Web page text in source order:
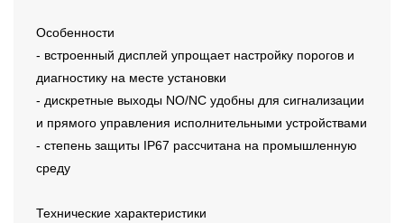
Особенности
- встроенный дисплей упрощает настройку порогов и
диагностику на месте установки
- дискретные выходы NO/NC удобны для сигнализации
и прямого управления исполнительными устройствами
- степень защиты IP67 рассчитана на промышленную
среду
Технические характеристики